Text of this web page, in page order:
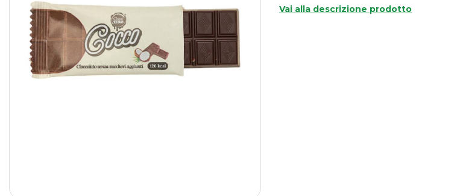
Vai alla descrizione prodotto